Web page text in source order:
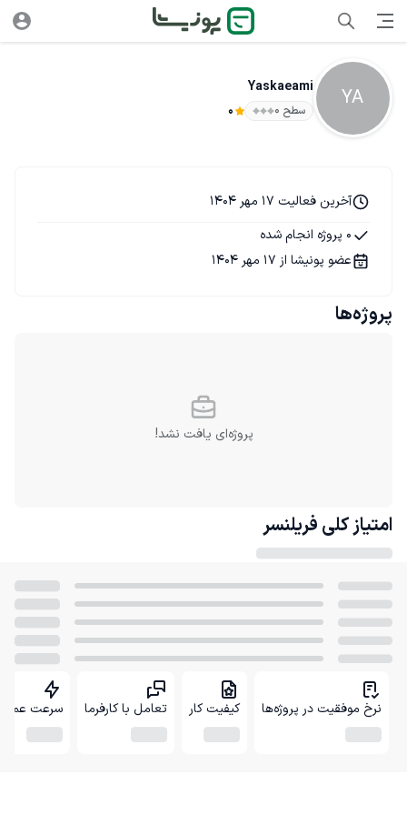
YA
Yaskaeami
سطح ۰ 0
آخرین فعالیت 17 مهر 1404
0 پروژه انجام شده
عضو پونیشا از 17 مهر 1404
پروژه‌ها
پروژه‌ای یافت نشد!
امتیاز کلی فریلنسر
نرخ موفقیت در پروژه‌ها کیفیت کار تعامل با کارفرما سرعت عمل